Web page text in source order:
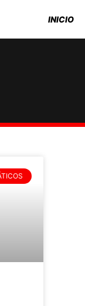
INICIO